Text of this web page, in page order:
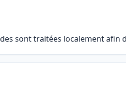
sont traitées localement afin